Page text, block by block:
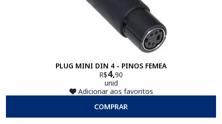
PLUG MINI DIN 4 - PINOS FEMEA
R$4,90
unid
Adicionar aos favoritos
COMPRAR